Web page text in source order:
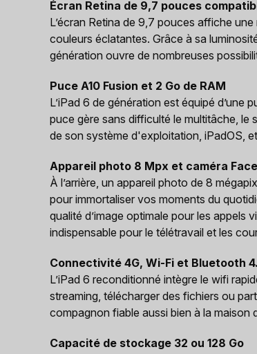
Écran Retina de 9,7 pouces
L’écran Retina de 9,7 pouces affiche
couleurs éclatantes. Grâce à sa
génération ouvre de nombreuses
Puce A10 Fusion et 2 Go de RAM
L’iPad 6 de génération est équipé d’une
puce gère sans difficulté le multitâche, le
de son système d'exploitation, iPadOS,
Appareil photo 8 Mpx et caméra
À l’arrière, un appareil photo de 8
pour immortaliser vos moments du
qualité d’image optimale pour les
indispensable pour le télétravail et les
Connectivité 4G, Wi-Fi et Bluetooth
L’iPad 6 reconditionné intègre le wifi
streaming, télécharger des fichiers ou
compagnon fiable aussi bien à la maison
Capacité de stockage 32 ou 128 Go